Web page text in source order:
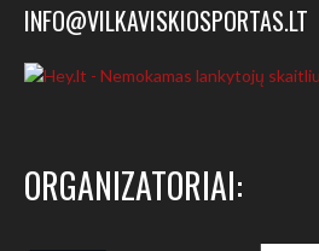
INFO@VILKAVISKIOSPORTAS.LT
ORGANIZATORIAI: